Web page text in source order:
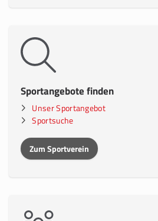
Sportangebote finden
Unser Sportangebot
Sportsuche
Zum Sportverein